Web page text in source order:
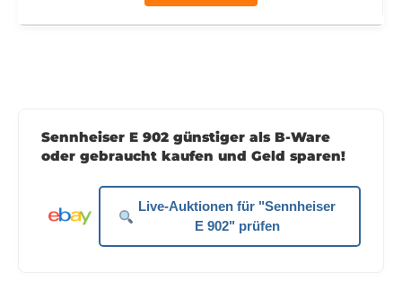
Sennheiser E 902 günstiger als B-Ware
oder gebraucht kaufen und Geld sparen!
Live-Auktionen für "Sennheiser
E 902" prüfen